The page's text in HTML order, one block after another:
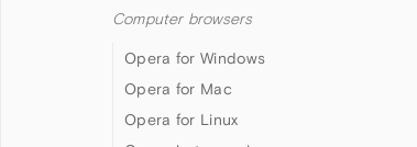
Computer browsers
Opera for Windows
Opera for Mac
Opera for Linux